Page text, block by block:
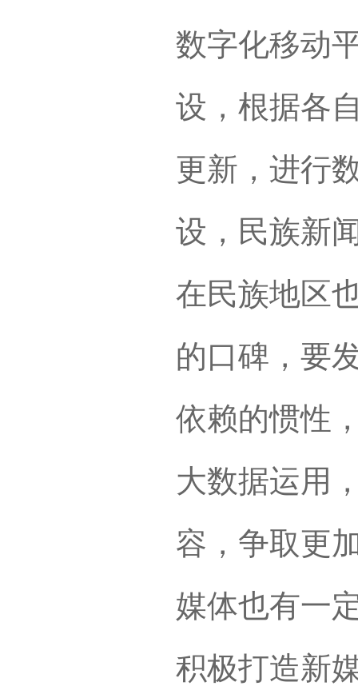
数字化移动
设，根据各
更新，进行
设，民族新
在民族地区
的口碑，要
依赖的惯性
大数据运用
容，争取更
媒体也有一
积极打造新